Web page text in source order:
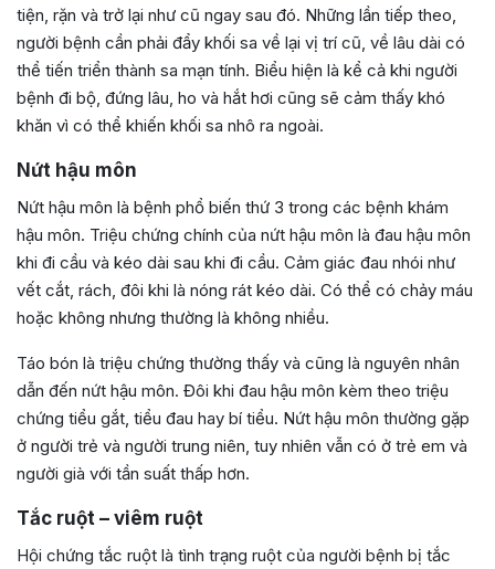
tiện, rặn và trở lại như cũ ngay sau đó. Những lần tiếp theo,
người bệnh cần phải đẩy khối sa về lại vị trí cũ, về lâu dài có
thể tiến triển thành sa mạn tính. Biểu hiện là kể cả khi người
bệnh đi bộ, đứng lâu, ho và hắt hơi cũng sẽ cảm thấy khó
khăn vì có thể khiến khối sa nhô ra ngoài.
Nứt hậu môn
Nứt hậu môn là bệnh phổ biến thứ 3 trong các bệnh khám
hậu môn. Triệu chứng chính của nứt hậu môn là đau hậu môn
khi đi cầu và kéo dài sau khi đi cầu. Cảm giác đau nhói như
vết cắt, rách, đôi khi là nóng rát kéo dài. Có thể có chảy máu
hoặc không nhưng thường là không nhiều.
Táo bón là triệu chứng thường thấy và cũng là nguyên nhân
dẫn đến nứt hậu môn. Đôi khi đau hậu môn kèm theo triệu
chứng tiểu gắt, tiểu đau hay bí tiểu. Nứt hậu môn thường gặp
ở người trẻ và người trung niên, tuy nhiên vẫn có ở trẻ em và
người già với tần suất thấp hơn.
Tắc ruột – viêm ruột
Hội chứng tắc ruột là tình trạng ruột của người bệnh bị tắc